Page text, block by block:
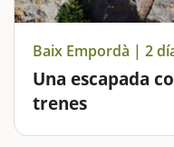
Baix Empordà | 2
Una escapada
trenes
El Baix Empordà es